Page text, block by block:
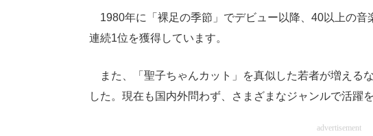
1980年に「裸足の季節」でデビュー以降、40以上の音
連続1位を獲得しています。
また、「聖子ちゃんカット」を真似した若者が増える
した。現在も国内外問わず、さまざまなジャンルで活躍
advertisement